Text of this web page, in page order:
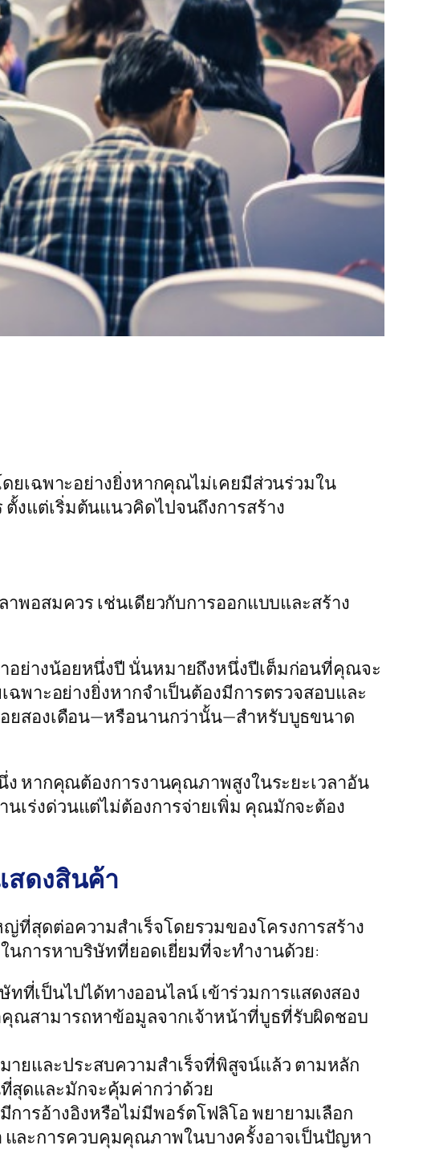
ยเฉพาะอย่างยิ่งหากคุณไม่เคยมีส่วนร่วมใน
งแต่เริ่มต้นแนวคิดไปจนถึงการสร้าง
พอสมควร เช่นเดียวกับการออกแบบและสร้าง
อย่างน้อยหนึ่งปี นั่นหมายถึงหนึ่งปีเต็มก่อนที่คุณจะ
พาะอย่างยิ่งหากจำเป็นต้องมีการตรวจสอบและ
อยสองเดือน—หรือนานกว่านั้น—สำหรับบูธขนาด
ง หากคุณต้องการงานคุณภาพสูงในระยะเวลาอัน
เร่งด่วนแต่ไม่ต้องการจ่ายเพิ่ม คุณมักจะต้อง
สดงสินค้า
สุดต่อความสำเร็จโดยรวมของโครงการสร้าง
การหาบริษัทที่ยอดเยี่ยมที่จะทำงานด้วย:
ที่เป็นไปได้ทางออนไลน์ เข้าร่วมการแสดงสอง
ณสามารถหาข้อมูลจากเจ้าหน้าที่บูธที่รับผิดชอบ
ยและประสบความสำเร็จที่พิสูจน์แล้ว ตามหลัก
สุดและมักจะคุ้มค่ากว่าด้วย
ารอ้างอิงหรือไม่มีพอร์ตโฟลิโอ พยายามเลือก
ละการควบคุมคุณภาพในบางครั้งอาจเป็นปัญหา